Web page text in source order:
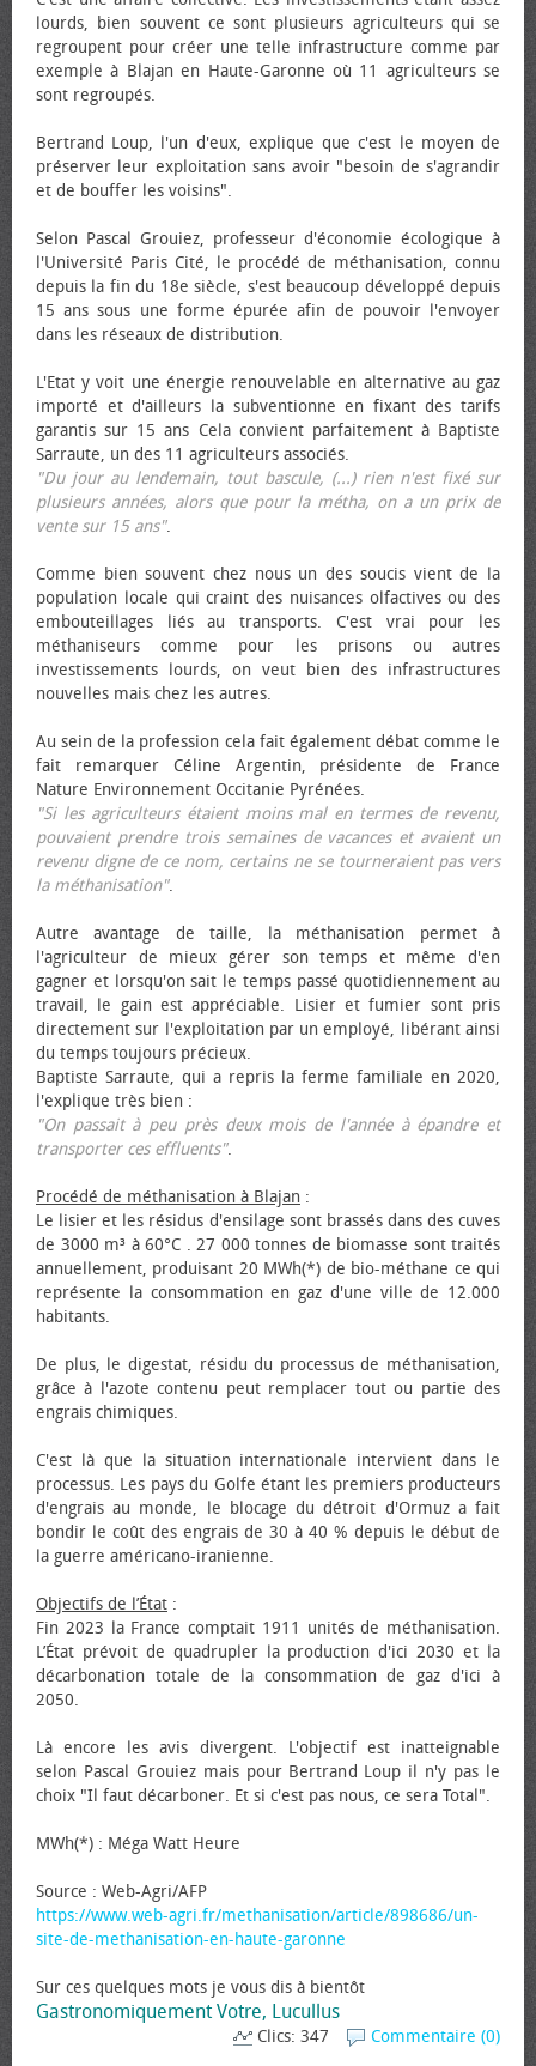
lourds, bien souvent ce sont plusieurs agriculteurs qui se
regroupent pour créer une telle infrastructure comme par
exemple à Blajan en Haute-Garonne où 11 agriculteurs se
sont regroupés.
Bertrand Loup, l'un d'eux, explique que c'est le moyen de
préserver leur exploitation sans avoir "besoin de s'agrandir
et de bouffer les voisins".
Selon Pascal Grouiez, professeur d'économie écologique à
l'Université Paris Cité, le procédé de méthanisation, connu
depuis la fin du 18e siècle, s'est beaucoup développé depuis
15 ans sous une forme épurée afin de pouvoir l'envoyer
dans les réseaux de distribution.
L'Etat y voit une énergie renouvelable en alternative au gaz
importé et d'ailleurs la subventionne en fixant des tarifs
garantis sur 15 ans Cela convient parfaitement à Baptiste
Sarraute, un des 11 agriculteurs associés.
"Du jour au lendemain, tout bascule, (...) rien n'est fixé sur
plusieurs années, alors que pour la métha, on a un prix de
vente sur 15 ans".
Comme bien souvent chez nous un des soucis vient de la
population locale qui craint des nuisances olfactives ou des
embouteillages liés au transports. C'est vrai pour les
méthaniseurs comme pour les prisons ou autres
investissements lourds, on veut bien des infrastructures
nouvelles mais chez les autres.
Au sein de la profession cela fait également débat comme le
fait remarquer Céline Argentin, présidente de France
Nature Environnement Occitanie Pyrénées.
"Si les agriculteurs étaient moins mal en termes de revenu,
pouvaient prendre trois semaines de vacances et avaient un
revenu digne de ce nom, certains ne se tourneraient pas vers
la méthanisation".
Autre avantage de taille, la méthanisation permet à
l'agriculteur de mieux gérer son temps et même d'en
gagner et lorsqu'on sait le temps passé quotidiennement au
travail, le gain est appréciable. Lisier et fumier sont pris
directement sur l'exploitation par un employé, libérant ainsi
du temps toujours précieux.
Baptiste Sarraute, qui a repris la ferme familiale en 2020,
l'explique très bien :
"On passait à peu près deux mois de l'année à épandre et
transporter ces effluents".
Procédé de méthanisation à Blajan :
Le lisier et les résidus d'ensilage sont brassés dans des cuves
de 3000 m³ à 60°C . 27 000 tonnes de biomasse sont traités
annuellement, produisant 20 MWh(*) de bio-méthane ce qui
représente la consommation en gaz d'une ville de 12.000
habitants.
De plus, le digestat, résidu du processus de méthanisation,
grâce à l'azote contenu peut remplacer tout ou partie des
engrais chimiques.
C'est là que la situation internationale intervient dans le
processus. Les pays du Golfe étant les premiers producteurs
d'engrais au monde, le blocage du détroit d'Ormuz a fait
bondir le coût des engrais de 30 à 40 % depuis le début de
la guerre américano-iranienne.
Objectifs de l’État :
Fin 2023 la France comptait 1911 unités de méthanisation.
L’État prévoit de quadrupler la production d'ici 2030 et la
décarbonation totale de la consommation de gaz d'ici à
2050.
Là encore les avis divergent. L'objectif est inatteignable
selon Pascal Grouiez mais pour Bertrand Loup il n'y pas le
choix "Il faut décarboner. Et si c'est pas nous, ce sera Total".
MWh(*) : Méga Watt Heure
Source : Web-Agri/AFP
https://www.web-agri.fr/methanisation/article/898686/un-
site-de-methanisation-en-haute-garonne
Sur ces quelques mots je vous dis à bientôt
Gastronomiquement Votre, Lucullus
Commentaire (0)
Clics: 347